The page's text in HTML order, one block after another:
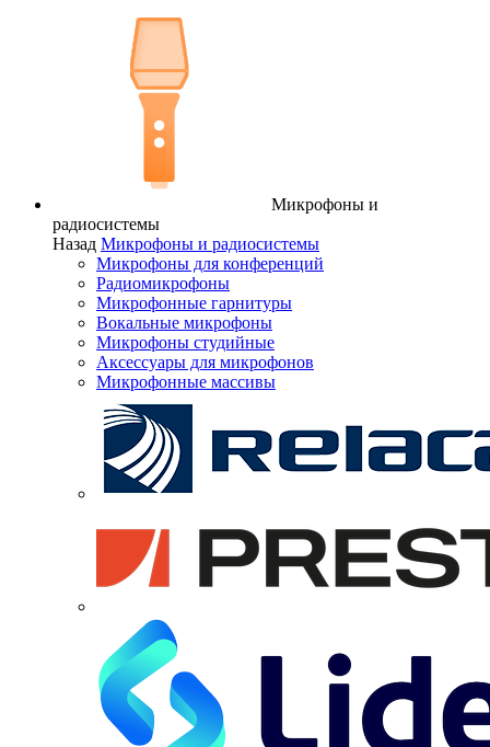
Микрофоны и
радиосистемы
Назад Микрофоны и радиосистемы
Микрофоны для конференций
Радиомикрофоны
Микрофонные гарнитуры
Вокальные микрофоны
Микрофоны студийные
Аксессуары для микрофонов
Микрофонные массивы